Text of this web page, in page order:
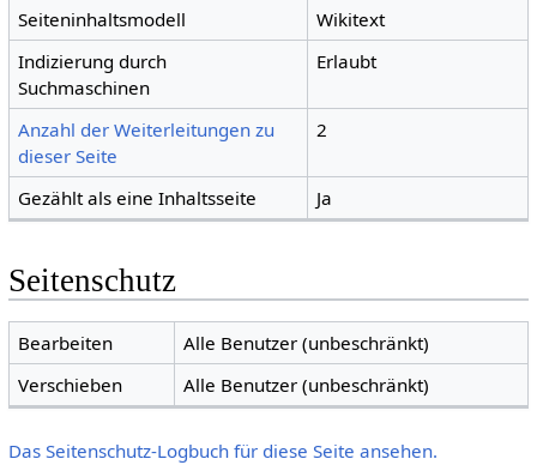
Seiteninhaltsmodell
Wikitext
Indizierung durch
Suchmaschinen
Erlaubt
Anzahl der Weiterleitungen zu
dieser Seite
2
Gezählt als eine Inhaltsseite Ja
Seitenschutz
Bearbeiten
Alle Benutzer (unbeschränkt)
Verschieben
Alle Benutzer (unbeschränkt)
Das Seitenschutz-Logbuch für diese Seite ansehen.